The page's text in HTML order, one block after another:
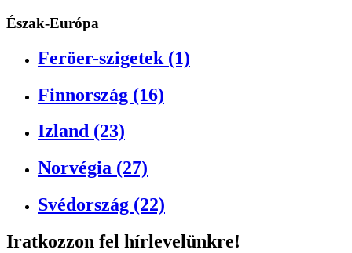
Észak-Európa
Feröer-szigetek (1)
Finnország (16)
Izland (23)
Norvégia (27)
Svédország (22)
Iratkozzon fel hírlevelünkre!